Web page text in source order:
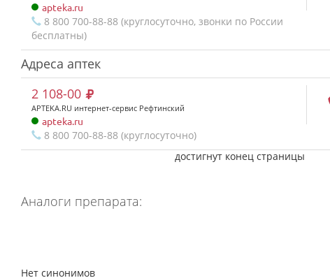
apteka.ru
8 800 700-88-88 (круглосуточно, звонки по России
бесплатны)
Адреса аптек
2 108-00
APTEKA.RU интернет-сервис Рефтинский
apteka.ru
8 800 700-88-88 (круглосуточно)
достигнут конец страницы
Аналоги препарата:
Нет синонимов